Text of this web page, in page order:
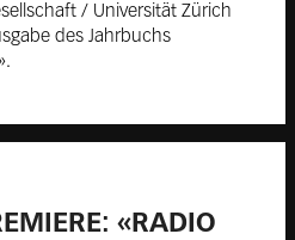
/ Universität Zürich
des Jahrbuchs
«RA­DIO